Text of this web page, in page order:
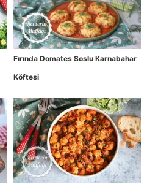
Fırında Domates Soslu Karnabahar
Köftesi